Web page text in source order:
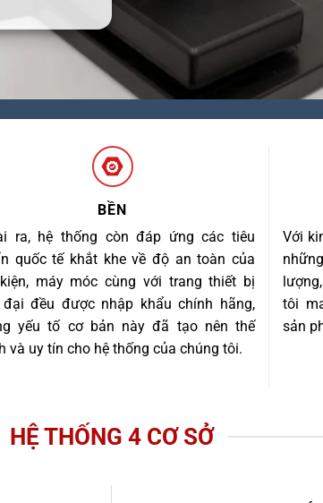
BỀN
ra, hệ thống còn đáp ứng các tiêu
quốc tế khắt khe về độ an toàn của
máy móc cùng với trang thiết bị
đại đều được nhập khẩu chính hãng,
yếu tố cơ bản này đã tạo nên thế
và uy tín cho hệ thống của chúng tôi.
Với
tôi
sản
HỆ THỐNG 4 CƠ SỞ